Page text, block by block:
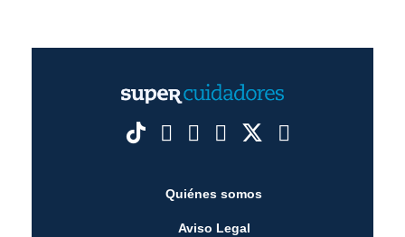
Quiénes somos
Aviso Legal